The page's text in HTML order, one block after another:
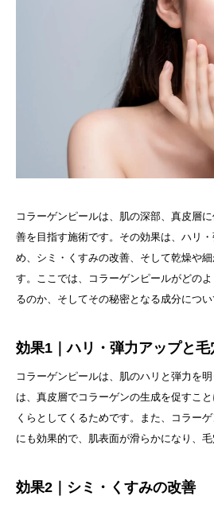
コラーゲンピールは、肌の深部、真皮層
善を目指す施術です。その効果は、ハリ
め、シミ・くすみの改善、そして乾燥や
す。ここでは、コラーゲンピールがどの
るのか、そしてその秘密となる成分につい
効果1｜ハリ・弾力アップと
コラーゲンピールは、肌のハリと弾力を
は、真皮層でコラーゲンの生成を促すこ
くらとしてくるためです。また、コラー
にも効果的で、肌表面が滑らかになり、毛
効果2｜シミ・くすみの改善